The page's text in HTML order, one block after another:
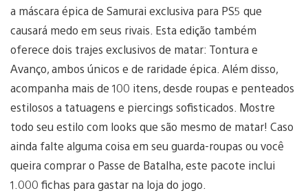
a máscara épica de Samurai exclusiva para PS5 que
causará medo em seus rivais. Esta edição também
oferece dois trajes exclusivos de matar: Tontura e
Avanço, ambos únicos e de raridade épica. Além disso,
acompanha mais de 100 itens, desde roupas e penteados
estilosos a tatuagens e piercings sofisticados. Mostre
todo seu estilo com looks que são mesmo de matar! Caso
ainda falte alguma coisa em seu guarda-roupas ou você
queira comprar o Passe de Batalha, este pacote inclui
1.000 fichas para gastar na loja do jogo.